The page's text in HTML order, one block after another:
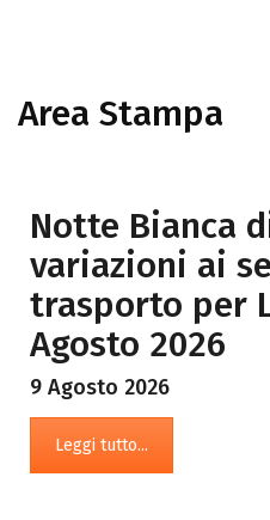
Area Stampa
Notte Bianca
variazioni ai
trasporto per
Agosto 2026
9 Agosto 2026
Leggi tutto...